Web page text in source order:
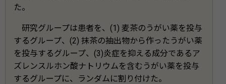
た。
研究グループは患者を、(1) 麦茶のうがい薬を投与
するグループ、(2) 抹茶の抽出物から作ったうがい薬
を投与するグループ、(3)炎症を抑える成分であるア
ズレンスルホン酸ナトリウムを含むうがい薬を投与
するグループに、ランダムに割り付けた。